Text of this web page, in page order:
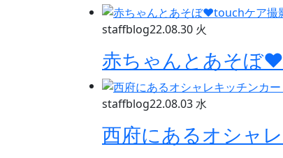
staffblog22.08.30 火
赤ちゃんとあそぼ
staffblog22.08.03 水
西府にあるオシャ